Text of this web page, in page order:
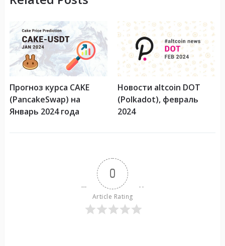
Прогноз курса CAKE
(PancakeSwap) на
Январь 2024 года
Новости altcoin DOT
(Polkadot), февраль
2024
0
Article Rating